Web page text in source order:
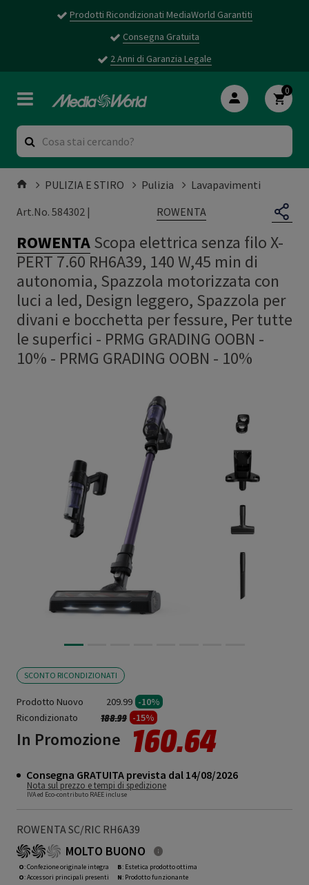
Prodotti Ricondizionati MediaWorld Garantiti
Consegna Gratuita
2 Anni di Garanzia Legale
0
PULIZIA E STIRO Pulizia
Lavapavimenti
Art.No. 584302 |
ROWENTA
ROWENTAScopa elettrica senza filo X-
PERT 7.60 RH6A39, 140 W,45 min di
autonomia, Spazzola motorizzata con
luci a led, Design leggero, Spazzola per
divani e bocchetta per fessure, Per tutte
le superfici - PRMG GRADING OOBN -
10% - PRMG GRADING OOBN - 10%
SCONTO RICONDIZIONATI
Prodotto Nuovo 209.99 -10%
Ricondizionato
Prezzo ridotto da
188.99a -15%
In Promozione 160.64
Consegna GRATUITA prevista dal 14/08/2026
Nota sul prezzo e tempi di spedizione
IVA ed Eco-contributo RAEE incluse
ROWENTA SC/RIC RH6A39
MOLTO BUONO
O: Confezione originale integra
O: Accessori principali presenti
B: Estetica prodotto ottima
N: Prodotto funzionante